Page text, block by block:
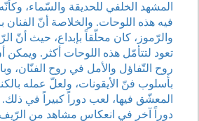
المشهد الخلفي للحديقة والسّماء،
فيه هذه اللوحات. والخلاصة أنّ الفنان
والرّموز، كان محلّقاً بإبداع، حيث أنّ
تعود لتتأمّل هذه اللوحات أكثر.
روح التّفاؤل والأمل في روح الفنّان،
بأسلوب فنّ الأيقونات، ولعلّ عمله
المعشّق فيها، لعب دوراً كبيراً في
دوراً آخر في انعكاس مشاهد من